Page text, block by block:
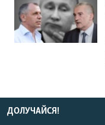
ДОЛУЧАЙСЯ!